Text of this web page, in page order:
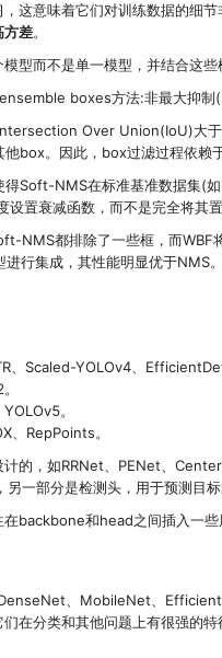
这意味着它们对训练数据的细
方差。
型而不是单一模型，并结合这些
boxes方法:非最大抑
Over Union(IoU)大于
box。因此，box过滤过程依赖
Soft-NMS在标准基准数据集(
置衰减函数，而不是完全将其
NMS都排除了一些框，而WBF
行集成，其性能明显优于NMS。
、Scaled-YOLOv4、EfficientDet
。
、RepPoints。
的，如RRNet、PENet、
一部分是检测头，用于预测目标
backbone和head之间插入一
、MobileNet、
在分类和其他问题上有很强的